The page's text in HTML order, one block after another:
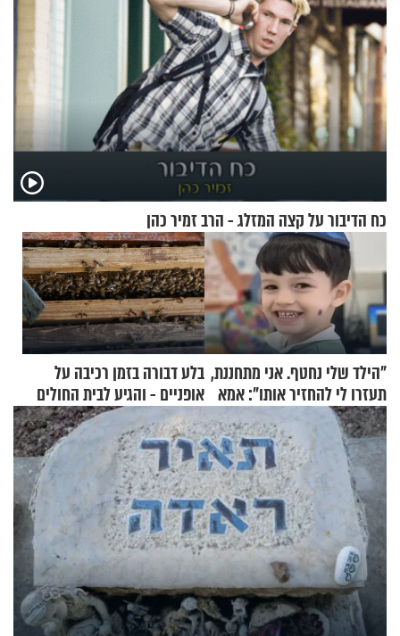
כח הדיבור על קצה המזלג - הרב זמיר כהן
"הילד שלי נחטף. אני מתחננת,
תעזרו לי להחזיר אותו": אמא
של יובל בן ה-4 בריאיון דומע
בלע דבורה בזמן רכיבה על
אופניים - והגיע לבית החולים
במצב מסכן חיים